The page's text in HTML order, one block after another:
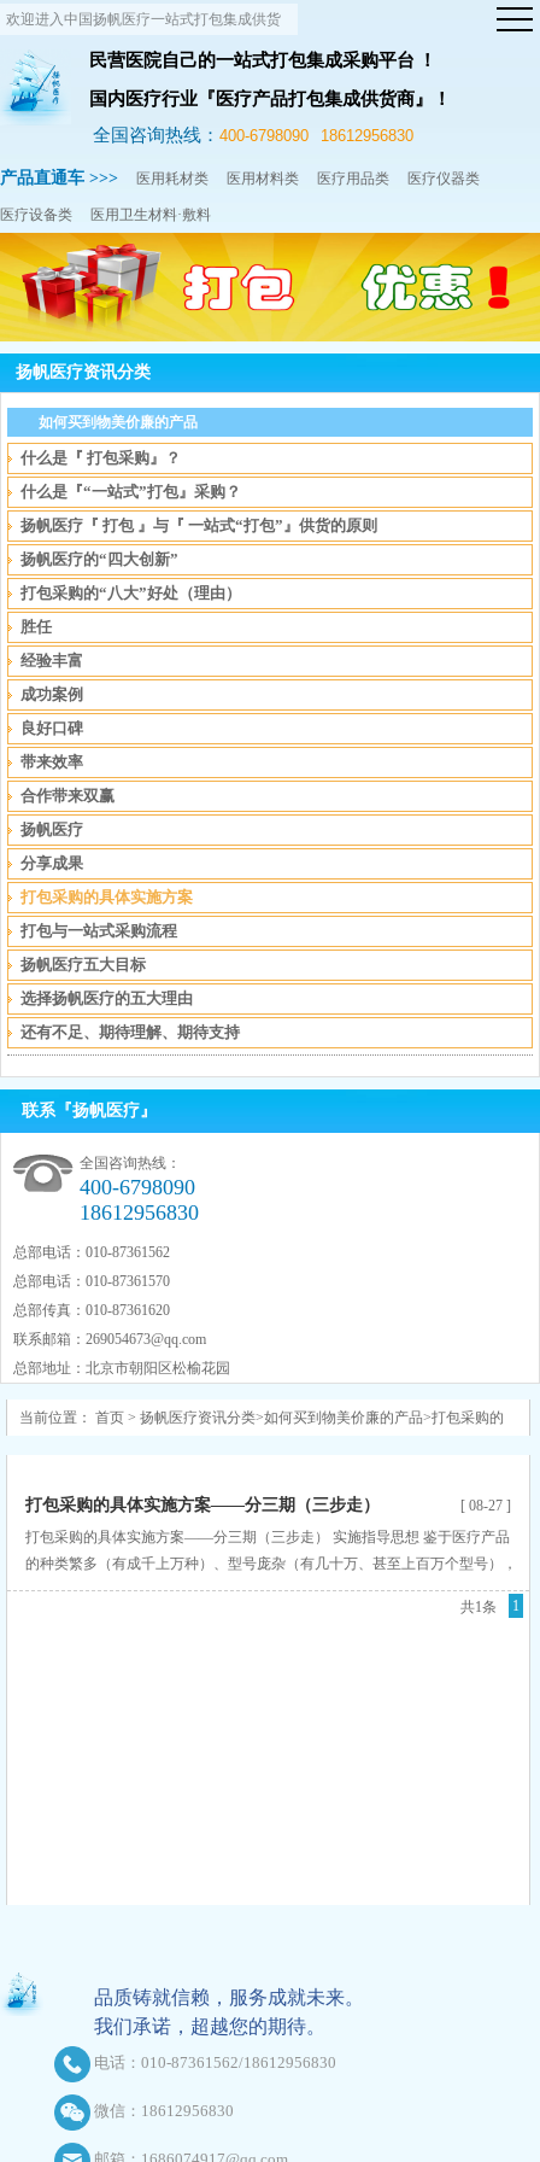
欢迎进入中国扬帆医疗一站式打包集成供货
网站！
全国咨询热线： 400-6798090 18612956830
民营医院自己的一站式打包集成采购平台 ！
国内医疗行业『医疗产品打包集成供货商』！
产品直通车 >>> 医用耗材类 医用材料类 医疗用品类 医疗仪器类
医疗设备类 医用卫生材料·敷料
扬帆医疗资讯分类
如何买到物美价廉的产品
什么是『 打包采购』？
什么是『“一站式”打包』采购？
扬帆医疗『 打包 』与『 一站式“打包”』供货的原则
扬帆医疗的“四大创新”
打包采购的“八大”好处（理由）
胜任
经验丰富
成功案例
良好口碑
带来效率
合作带来双赢
扬帆医疗
分享成果
打包采购的具体实施方案
打包与一站式采购流程
扬帆医疗五大目标
选择扬帆医疗的五大理由
还有不足、期待理解、期待支持
联系『扬帆医疗』
全国咨询热线：
400-6798090
18612956830
总部电话：010-87361562
总部电话：010-87361570
总部传真：010-87361620
联系邮箱： 269054673@qq.com
总部地址：北京市朝阳区松榆花园
当前位置： 首页 > 扬帆医疗资讯分类>如何买到物美价廉的产品>打包采购的
打包采购的具体实施方案——分三期（三步走）
[ 08-27 ]
打包采购的具体实施方案——分三期（三步走） 实施指导思想 鉴于医疗产品
的种类繁多（有成千上万种）、型号庞杂（有几十万、甚至上百万个型号），
所以，一下子就把所有厂家的所有产品都放到一个平台上供客户打包采购和做
一站式供货，既不现实、也不可能。 因此，扬帆医疗的打包供货和一站式供货
共1条 1
品质铸就信赖，服务成就未来。
我们承诺，超越您的期待。
电话：010-87361562/18612956830
微信：18612956830